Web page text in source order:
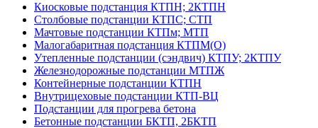
Киосковые подстанция КТПН; 2КТПН
Столбовые подстанции КТПС; СТП
Мачтовые подстанции КТПм; МТП
Малогабаритная подстанция КТПМ(О)
Утепленные подстанции (сэндвич) КТПУ; 2КТПУ
Железнодорожные подстанции МТПЖ
Контейнерные подстанции КТПН
Внутрицеховые подстанции КТП-ВЦ
Подстанции для прогрева бетона
Бетонные подстанции БКТП, 2БКТП